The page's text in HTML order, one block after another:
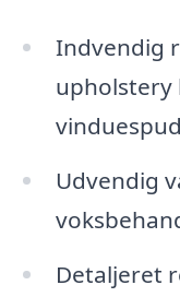
Indvendig
upholstery
Udvendig
Detaljeret